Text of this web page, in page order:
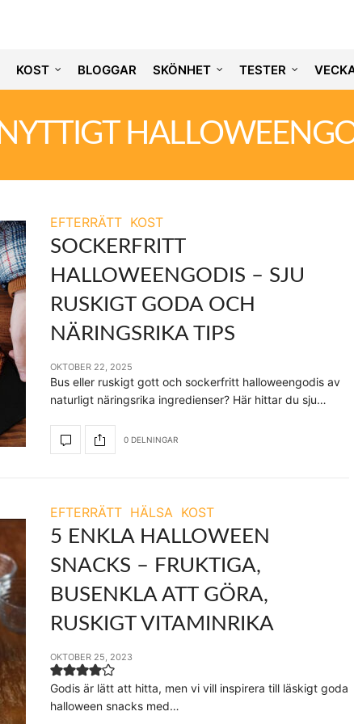
KOST BLOGGAR SKÖNHET TESTER
NYTTIGT
EFTERRÄTT KOST
SOCKERFRITT
HALLOWEENGODIS – SJU
RUSKIGT GODA OCH
NÄRINGSRIKA TIPS
OKTOBER 22, 2025
Bus eller ruskigt gott och sockerfritt halloweengodis av
naturligt näringsrika ingredienser? Här hittar du sju…
0 DELNINGAR
EFTERRÄTT HÄLSA KOST
5 ENKLA HALLOWEEN
SNACKS – FRUKTIGA,
BUSENKLA ATT GÖRA,
RUSKIGT VITAMINRIKA
OKTOBER 25, 2023
Godis är lätt att hitta, men vi vill inspirera till läskigt goda
halloween snacks med…